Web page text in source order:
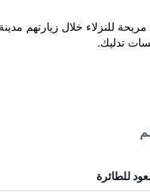
مريحة للنزلاء خلال زيارتهم
تدليك.
للطائرة